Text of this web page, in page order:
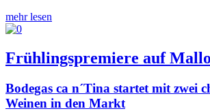
mehr lesen
Frühlingspremiere auf
Bodegas ca n´Tina startet mit zwei
Weinen in den Markt